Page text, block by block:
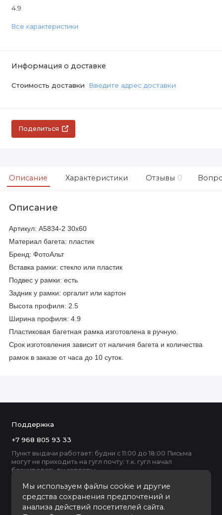
4.9
Все характеристики
Информация о доставке
Стоимость доставки Введите адрес доставки
Поделиться
Описание Характеристики Отзывы 0
Описание
Артикул: A5834-2 30х60
Материал багета: пластик
Бренд: ФотоАльт
Вставка рамки: стекло или пластик
Подвес у рамки: есть
Задник у рамки: оргалит или картон
Высота профиля: 2.5
Ширина профиля: 4.9
Пластиковая багетная рамка изготовлена в ручную.
Срок изготовления зависит от наличия багета и количества
рамок в заказе от часа до 10 суток.
Мы используем файлы cookie и другие
средства сохранения предпочтений и
анализа действий посетителей сайта.
Поддержка
+7 968 805 93 33
Пункт выдачи работает: будни с 11:00 до 18:00 Письма
могут не приходить на гугл почту: т.к. гугл начал
блокировать ру серверы